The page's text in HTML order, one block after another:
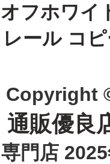
オフホワイ
レール コ
Copyright
通販優良
専門店